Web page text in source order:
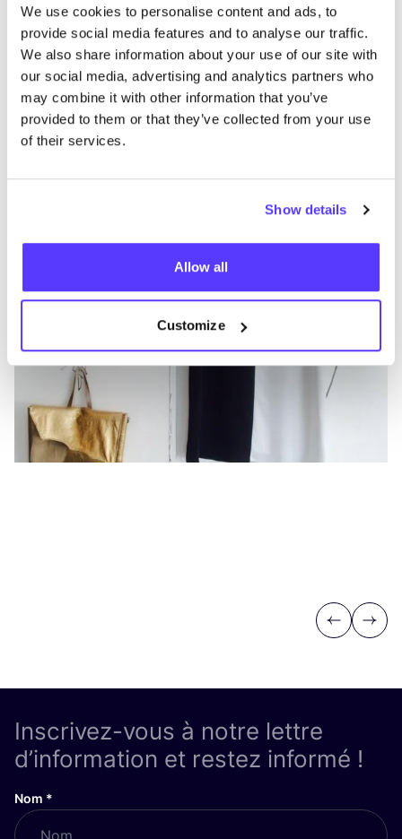
We use cookies to personalise content and ads, to
provide social media features and to analyse our traffic.
We also share information about your use of our site with
our social media, advertising and analytics partners who
may combine it with other information that you’ve
provided to them or that they’ve collected from your use
of their services.
Show details
Allow all
Customize
Autres marques
Annet Veerbeek Styling
Previous
Next
Inscrivez-vous à notre lettre
d’information et restez informé !
Nom *